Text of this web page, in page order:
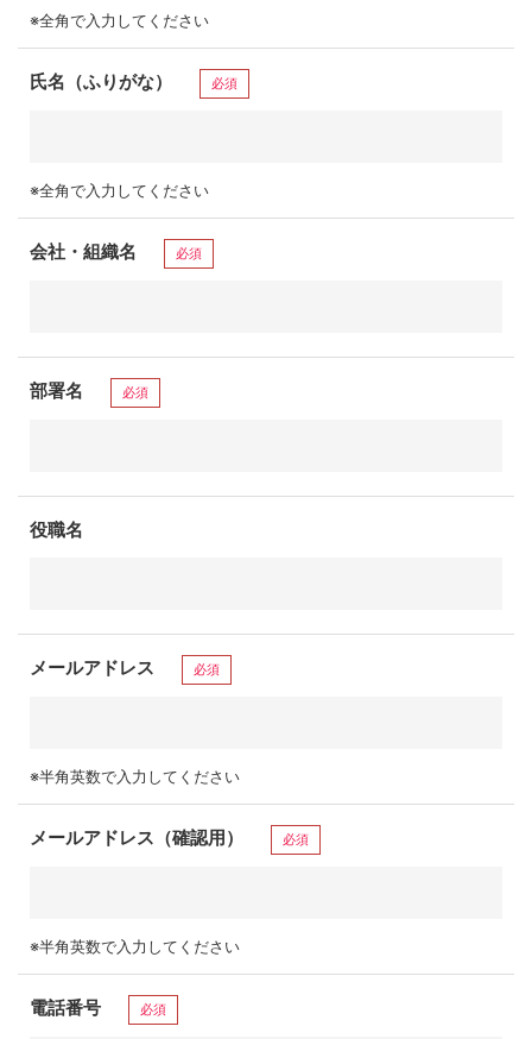
※全角で入力してください
氏名（ふりがな） 必須
※全角で入力してください
会社・組織名 必須
部署名 必須
役職名
メールアドレス 必須
※半角英数で入力してください
メールアドレス（確認用） 必須
※半角英数で入力してください
電話番号 必須